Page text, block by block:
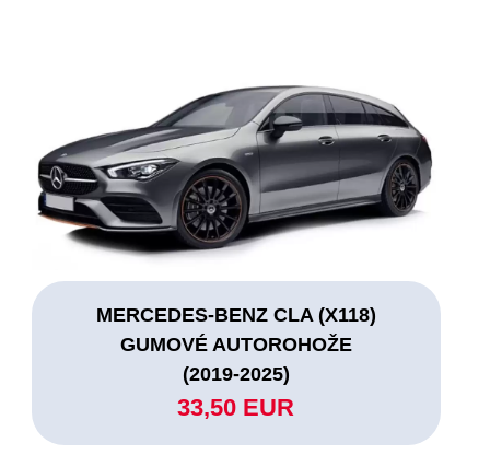
MERCEDES-BENZ CLA (X118)
GUMOVÉ AUTOROHOŽE
(2019-2025)
33,50 EUR